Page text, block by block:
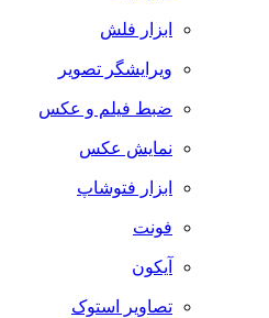
ابزار فلش
ویرایشگر تصویر
ضبط فيلم و عكس
نمایش عکس
ابزار فتوشاپ
فونت
آیکون
تصاویر استوک